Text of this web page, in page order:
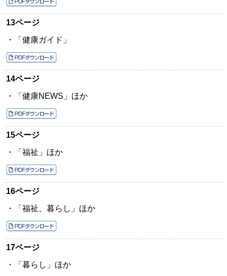
13ページ
・「健康ガイド」
14ページ
・「健康NEWS」ほか
15ページ
・「福祉」ほか
16ページ
・「福祉、暮らし」ほか
17ページ
・「暮らし」ほか